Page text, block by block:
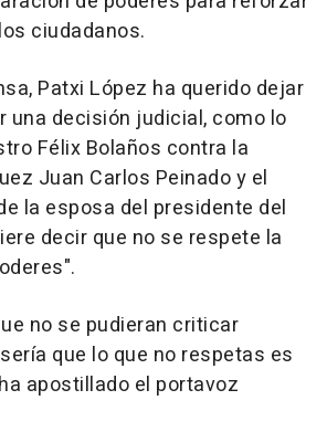
ciudadanos.
Patxi López ha querido dejar
una decisión judicial, como lo
Félix Bolaños contra la
Juan Carlos Peinado y el
la esposa del presidente del
decir que no se respete la
no se pudieran criticar
que lo que no respetas es
apostillado el portavoz